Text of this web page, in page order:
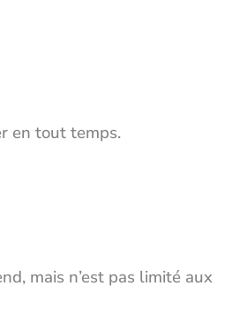
en tout temps.
mais n’est pas limité aux